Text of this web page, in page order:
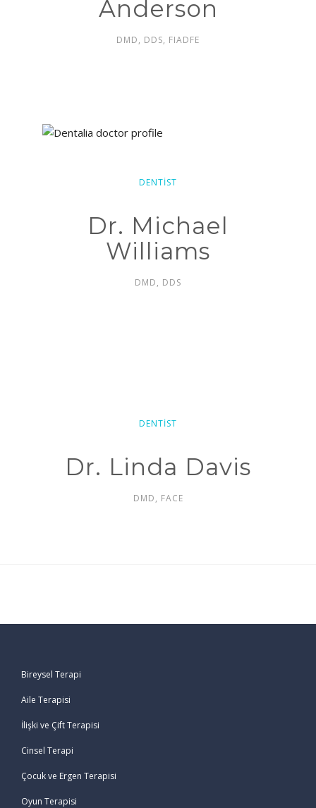
Anderson
DMD, DDS, FIADFE
DENTIST
Dr. Michael
Williams
DMD, DDS
DENTIST
Dr. Linda Davis
DMD, FACE
Bireysel Terapi
Aile Terapisi
İlişki ve Çift Terapisi
Cinsel Terapi
Çocuk ve Ergen Terapisi
Oyun Terapisi